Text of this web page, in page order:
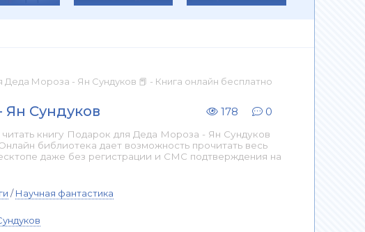
Деда Мороза - Ян Сундуков 📕 - Книга онлайн бесплатно
Сундуков 178 0
книгу Подарок для Деда Мороза - Ян Сундуков
Онлайн библиотека дает возможность прочитать весь
даже без регистрации и СМС подтверждения на
/Научная фантастика